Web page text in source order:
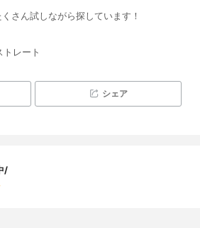
さん試しながら探しています！
レート
シェア
/